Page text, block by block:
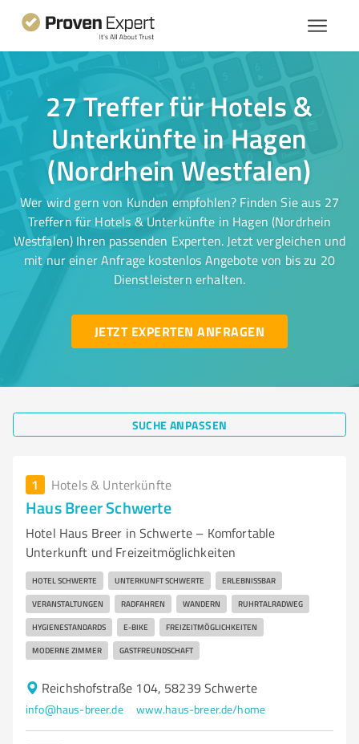
27 Treffer für Hotels &
Unterkünfte in Hagen
(Nordrhein Westfalen)
Wer wird gern von Kunden empfohlen? Finden Sie aus 27
Treffern für Hotels & Unterkünfte in Hagen (Nordrhein
Westfalen) Ihren passenden Experten. Jetzt vergleichen und
mit nur einer Anfrage kostenlos Angebote von bis zu 20
Dienstleistern erhalten.
JETZT EXPERTEN ANFRAGEN
SUCHE ANPASSEN
1 Hotels & Unterkünfte
Haus Breer Schwerte
Hotel Haus Breer in Schwerte – Komfortable
Unterkunft und Freizeitmöglichkeiten
HOTEL SCHWERTE UNTERKUNFT SCHWERTE ERLEBNISSBAR
VERANSTALTUNGEN RADFAHREN WANDERN RUHRTALRADWEG
HYGIENESTANDARDS E-BIKE FREIZEITMÖGLICHKEITEN
MODERNE ZIMMER GASTFREUNDSCHAFT
Reichshofstraße 104, 58239 Schwerte
info@haus-breer.de www.haus-breer.de/home